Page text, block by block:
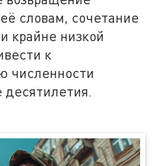
словам, сочетание
крайне низкой
к
численности